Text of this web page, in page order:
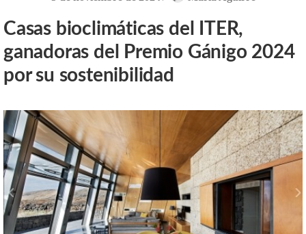
Casas bioclimáticas del ITER,
ganadoras del Premio Gánigo 2024
por su sostenibilidad